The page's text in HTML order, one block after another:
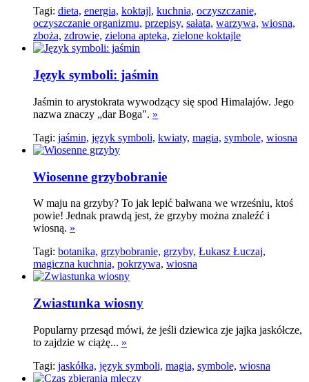
Tagi: dieta, energia, koktajl, kuchnia, oczyszczanie,
oczyszczanie organizmu, przepisy, sałata, warzywa, wiosna,
zboża, zdrowie, zielona apteka, zielone koktajle
Język symboli: jaśmin
Jaśmin to arystokrata wywodzący się spod Himalajów. Jego
nazwa znaczy „dar Boga". »
Tagi: jaśmin, język symboli, kwiaty, magia, symbole, wiosna
Wiosenne grzybobranie
W maju na grzyby? To jak lepić bałwana we wrześniu, ktoś
powie! Jednak prawdą jest, że grzyby można znaleźć i
wiosną. »
Tagi: botanika, grzybobranie, grzyby, Łukasz Łuczaj,
magiczna kuchnia, pokrzywa, wiosna
Zwiastunka wiosny
Popularny przesąd mówi, że jeśli dziewica zje jajka jaskółcze,
to zajdzie w ciążę... »
Tagi: jaskółka, język symboli, magia, symbole, wiosna